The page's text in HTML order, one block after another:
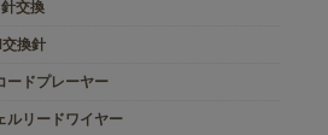
交換
交換針
ードプレーヤー
ルリードワイヤー